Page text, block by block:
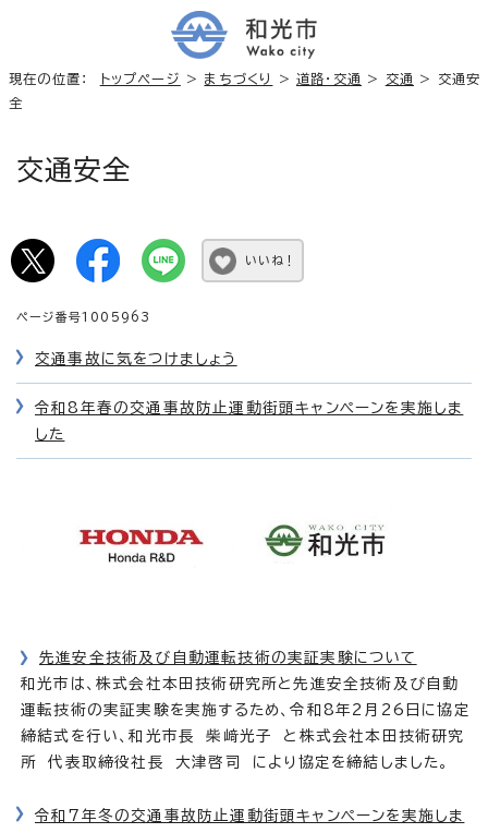
現在の位置： トップページ > まちづくり >道路・交通 > 交通
> 交通安
全
交通安全
いいね！
ページ番号1005963
交通事故に気をつけましょう
令和8年春の交通事故防止運動街頭キャンペーンを実施しま
した
先進安全技術及び自動運転技術の実証実験について
和光市は、株式会社本田技術研究所と先進安全技術及び自動
運転技術の実証実験を実施するため、令和8年2月26日に協定
締結式を行い、和光市長 柴﨑光子 と株式会社本田技術研究
所 代表取締役社長 大津啓司 により協定を締結しました。
令和7年冬の交通事故防止運動街頭キャンペーンを実施しま